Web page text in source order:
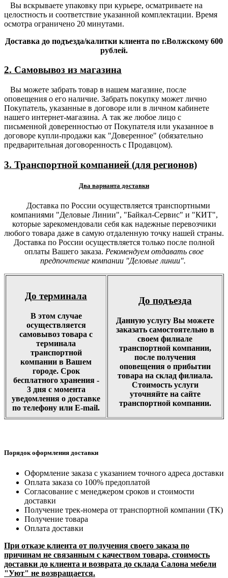
Вы вскрываете упаковку при курьере, осматриваете на
целостность и соответствие указанной комплектации. Время
осмотра ограничено 20 минутами.
Доставка до подъезда/калитки клиента по г.Волжскому 600
рублей.
2. Самовывоз из магазина
Вы можете забрать товар в нашем магазине, после
оповещения о его наличие. Забрать покупку может лично
Покупатель, указанные в договоре или в личном кабинете
нашего интернет-магазина. А так же любое лицо с
письменной доверенностью от Покупателя или указанное в
договоре купли-продажи как "Доверенное" (обязательно
предварительная договоренность с Продавцом).
3. Транспортной компанией (для регионов)
Два варианта доставки
Доставка по России осуществляется транспортными
компаниями "Деловые Линии", "Байкал-Сервис" и "КИТ",
которые зарекомендовали себя как надежные перевозчики
любого товара даже в самую отдаленную точку нашей страны.
Доставка по России осуществляется только после полной
оплаты Вашего заказа. Рекомендуем отдавать свое
предпочтение компании "Деловые линии".
До терминала
В этом случае
осуществляется
самовывоз товара с
терминала
транспортной
компании в Вашем
городе. Срок
бесплатного хранения -
3 дня с момента
уведомления о доставке
по телефону или E-mail.
До подъезда
Данную услугу Вы можете
заказать самостоятельно в
своем филиале
транспортной компании,
после получения
оповещения о прибытии
товара на склад филиала.
Стоимость услуги
уточняйте на сайте
транспортной компании.
Порядок оформления доставки
Оформление заказа с указанием точного адреса доставки
Оплата заказа со 100% предоплатой
Согласование с менеджером сроков и стоимости
доставки
Получение трек-номера от транспортной компании (ТК)
Получение товара
Оплата доставки
При отказе клиента от получения своего заказа по
причинам не связанным с качеством товара, стоимость
доставки до клиента и возврата до склада Салона мебели
"Уют" не возвращается.